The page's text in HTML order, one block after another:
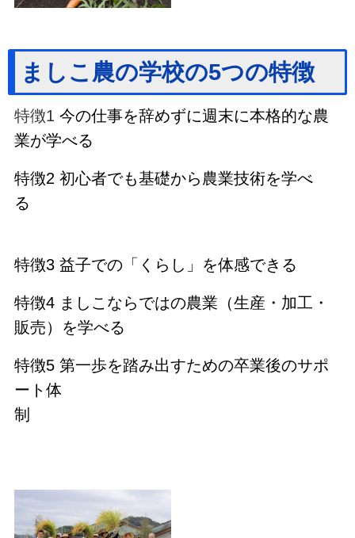
ましこ農の学校の5つの特徴
特徴1 今の仕事を辞めずに週末に本格的な農
業が学べる
特徴2 初心者でも基礎から農業技術を学べ
る
特徴3 益子での「くらし」を体感できる
特徴4 ましこならではの農業（生産・加工・
販売）を学べる
特徴5 第一歩を踏み出すための卒業後のサポ
ート体
制